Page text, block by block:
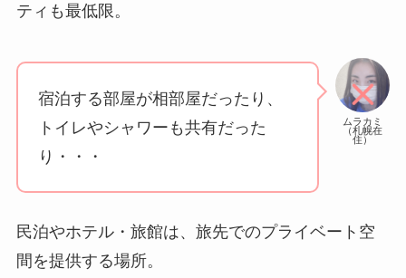
ティも最低限。
ムラカミ
（札幌在
住）
宿泊する部屋が相部屋だったり、
トイレやシャワーも共有だった
り・・・
民泊やホテル・旅館は、旅先でのプライベート空
間を提供する場所。